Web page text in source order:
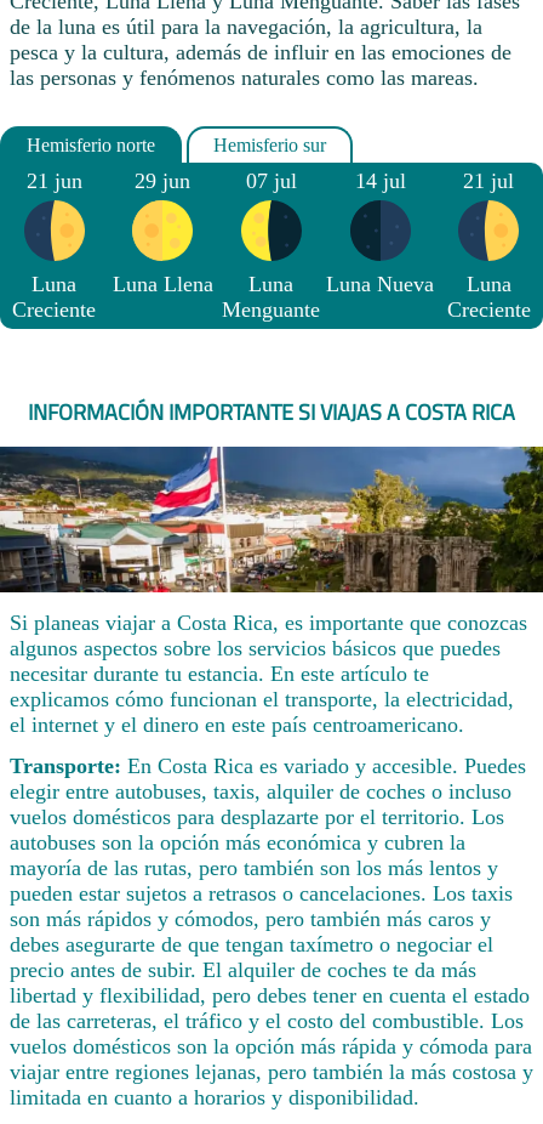
de la luna es útil para la navegación, la agricultura, la
pesca y la cultura, además de influir en las emociones de
las personas y fenómenos naturales como las mareas.
21 jun
Luna
Creciente
29 jun
Luna Llena
07 jul
Luna
Menguante
14 jul
Luna Nueva
21 jul
Luna
Creciente
INFORMACIÓN IMPORTANTE SI VIAJAS A COSTA RICA
Si planeas viajar a Costa Rica, es importante que conozcas
algunos aspectos sobre los servicios básicos que puedes
necesitar durante tu estancia. En este artículo te
explicamos cómo funcionan el transporte, la electricidad,
el internet y el dinero en este país centroamericano.
Transporte: En Costa Rica es variado y accesible. Puedes
elegir entre autobuses, taxis, alquiler de coches o incluso
vuelos domésticos para desplazarte por el territorio. Los
autobuses son la opción más económica y cubren la
mayoría de las rutas, pero también son los más lentos y
pueden estar sujetos a retrasos o cancelaciones. Los taxis
son más rápidos y cómodos, pero también más caros y
debes asegurarte de que tengan taxímetro o negociar el
precio antes de subir. El alquiler de coches te da más
libertad y flexibilidad, pero debes tener en cuenta el estado
de las carreteras, el tráfico y el costo del combustible. Los
vuelos domésticos son la opción más rápida y cómoda para
viajar entre regiones lejanas, pero también la más costosa y
limitada en cuanto a horarios y disponibilidad.